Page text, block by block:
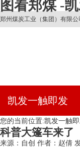
图看郑煤 -
郑州煤炭工业（集团）有限公
凯发一触即发
您的当前位置:凯发一触
科普大篷车来了
来源：自创 作者：赵倩